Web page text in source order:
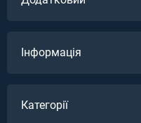
Інформація
Категорії